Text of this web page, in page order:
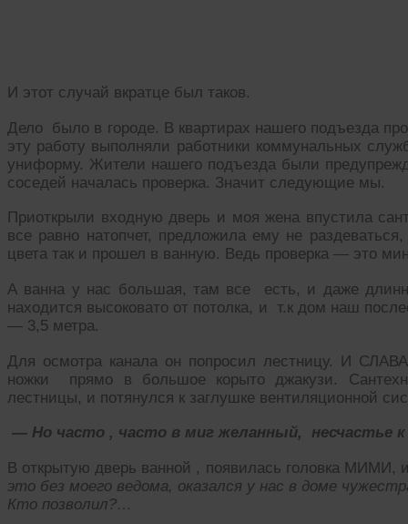
И этот случай вкратце был таков.
Дело было в городе. В квартирах нашего подъезда
эту работу выполняли работники коммунальных
униформу. Жители нашего подъезда были
соседей началась проверка. Значит следующие мы.
Приоткрыли входную дверь и моя жена впустила
все равно натопчет, предложила ему не
цвета так и прошел в ванную. Ведь проверка — это
А ванна у нас большая, там все есть, и даже
находится высоковато от потолка, и т.к дом наш
— 3,5 метра.
Для осмотра канала он попросил лестницу. И
ножки прямо в большое корыто джакузи.
лестницы, и потянулся к заглушке вентиляционной
— Но часто , часто в миг желанный, несчастье
В открытую дверь ванной , появилась головка МИМИ,
это без моего ведома, оказался у нас в доме
Кто позволил?…